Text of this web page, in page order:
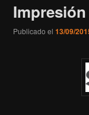
Publicado el 13/09/